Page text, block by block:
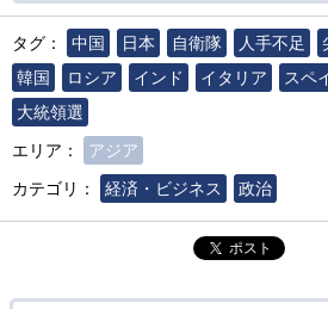
タグ： 中国 日本 自衛隊 人手不足
韓国
ロシア インド イタリア スペ
大統領選
エリア：
アジア
カテゴリ：
経済・ビジネス 政治
ポスト